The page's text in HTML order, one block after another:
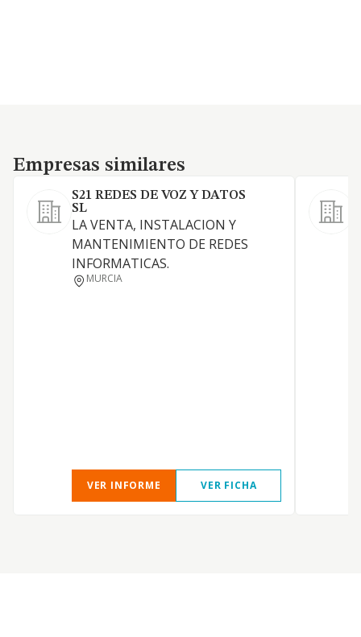
Empresas similares
Empresas similares
S21 REDES DE VOZ Y DATOS
SL
LA VENTA, INSTALACION Y
MANTENIMIENTO DE REDES
INFORMATICAS.
MURCIA
VER INFORME VER FICHA